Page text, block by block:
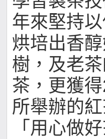
年來堅持
烘培出香
樹，及老
茶，更獲
所舉辦的
「用心做